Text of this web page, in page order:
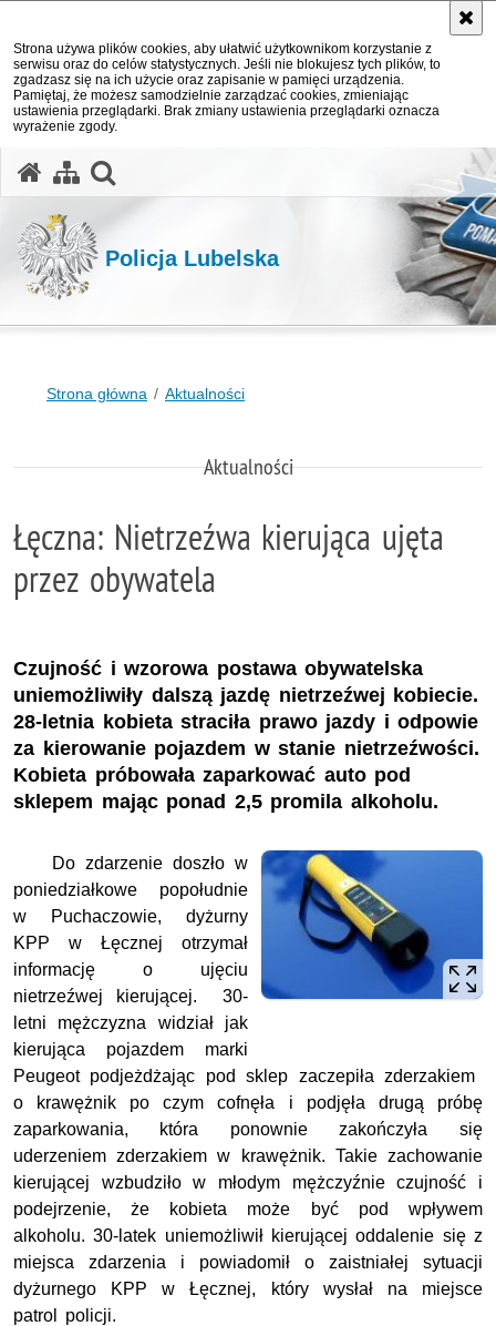
Strona używa plików cookies, aby ułatwić użytkownikom korzystanie z
serwisu oraz do celów statystycznych. Jeśli nie blokujesz tych plików, to
zgadzasz się na ich użycie oraz zapisanie w pamięci urządzenia.
Pamiętaj, że możesz samodzielnie zarządzać cookies, zmieniając
ustawienia przeglądarki. Brak zmiany ustawienia przeglądarki oznacza
wyrażenie zgody.
Policja Lubelska
Strona główna Aktualności
Aktualności
Łęczna: Nietrzeźwa kierująca ujęta
przez obywatela
Czujność i wzorowa postawa obywatelska
uniemożliwiły dalszą jazdę nietrzeźwej kobiecie.
28-letnia kobieta straciła prawo jazdy i odpowie
za kierowanie pojazdem w stanie nietrzeźwości.
Kobieta próbowała zaparkować auto pod
sklepem mając ponad 2,5 promila alkoholu.
Do zdarzenie doszło w
poniedziałkowe popołudnie
w Puchaczowie, dyżurny
KPP w Łęcznej otrzymał
informację o ujęciu
nietrzeźwej kierującej. 30-
letni mężczyzna widział jak
kierująca pojazdem marki
Peugeot podjeżdżając pod sklep zaczepiła zderzakiem
o krawężnik po czym cofnęła i podjęła drugą próbę
zaparkowania, która ponownie zakończyła się
uderzeniem zderzakiem w krawężnik. Takie zachowanie
kierującej wzbudziło w młodym mężczyźnie czujność i
podejrzenie, że kobieta może być pod wpływem
alkoholu. 30-latek uniemożliwił kierującej oddalenie się z
miejsca zdarzenia i powiadomił o zaistniałej sytuacji
dyżurnego KPP w Łęcznej, który wysłał na miejsce
patrol policji.